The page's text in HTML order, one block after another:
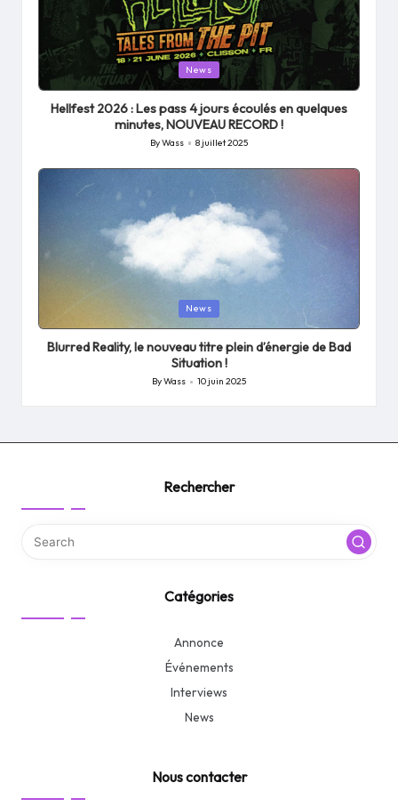
Posted
in
News
Hellfest 2026 : Les pass 4 jours écoulés en quelques
minutes, NOUVEAU RECORD !
Posted
by
ByWass 8 juillet 2025
in
News
Blurred Reality, le nouveau titre plein d’énergie de Bad
Situation !
Posted
ByWass 10 juin 2025
Rechercher
Catégories
Annonce
Événements
Interviews
News
Nous contacter